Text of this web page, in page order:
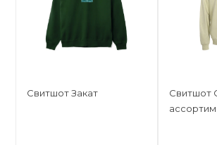
Свитшот Закат
Свитшот